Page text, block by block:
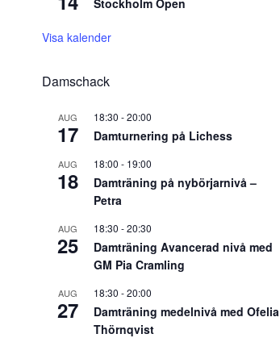
Stockholm Open
Visa kalender
Damschack
AUG
17
18:30 -20:00
Damturnering på Lichess
AUG
18
18:00 - 19:00
Damträning på nybörjarnivå –
Petra
AUG
25
18:30 -20:30
Damträning Avancerad nivå med
GM Pia Cramling
AUG
27
18:30 -20:00
Damträning medelnivå med Ofelia
Thörnqvist